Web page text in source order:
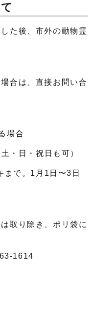
た後、市外の動物霊
合は、直接お問い合
場合
・日・祝日も可）
1月1日〜3日
取り除き、ポリ袋に
1614